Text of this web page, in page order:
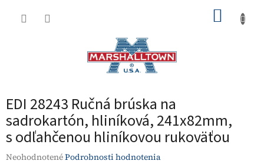
EDI 28243 Ručná brúska na
sadrokartón, hliníková, 241x82mm,
s odľahčenou hliníkovou rukoväťou
Priemerné
NeohodnotenéPodrobnosti hodnotenia